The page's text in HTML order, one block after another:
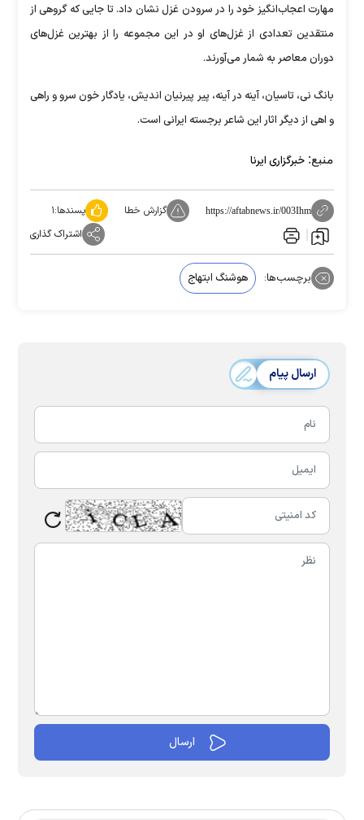
مهارت اعجاب‌انگیز خود را در سرودن غزل نشان داد. تا جایی که گروهی از
منتقدین تعدادی از غزل‌های او در این مجموعه را از بهترین غزل‌های
دوران معاصر به شمار می‌آورند.
بانگ نی، تاسیان، آینه در آینه، پیر پیرنیان اندیش، یادگار خون سرو و راهی
و اهی از دیگر اثار این شاعر برجسته ایرانی است.
منبع: خبرگزاری ایرنا
https://aftabnews.ir/003Ihm گزارش خطا پسندها:۱
اشتراک گذاری
برچسب‌ها: هوشنگ ابتهاج
ارسال پیام